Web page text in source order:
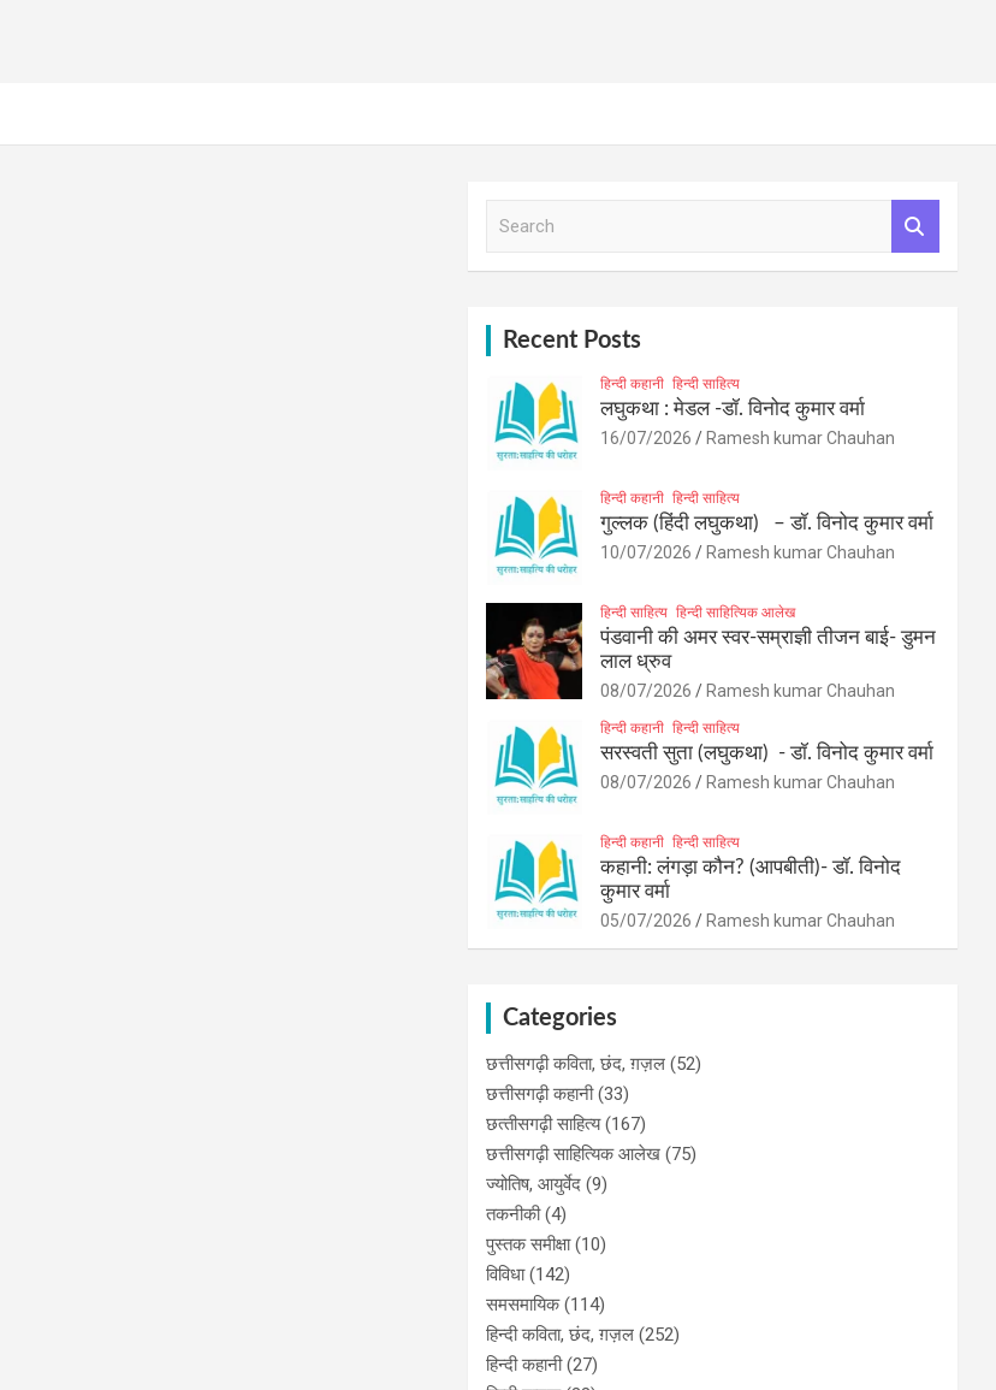
Recent Posts
हिन्दी कहानी हिन्दी साहित्य
लघुकथा : मेडल -डॉ. विनोद कुमार वर्मा
16/07/2026 Ramesh kumar Chauhan
हिन्दी कहानी हिन्दी साहित्य
गुल्लक (हिंदी लघुकथा) – डॉ. विनोद कुमार वर्मा
10/07/2026 Ramesh kumar Chauhan
हिन्दी साहित्य हिन्दी साहित्यिक आलेख
पंडवानी की अमर स्वर-सम्राज्ञी तीजन बाई- डुमन
लाल ध्रुव
08/07/2026 Ramesh kumar Chauhan
हिन्दी कहानी हिन्दी साहित्य
सरस्वती सुता (लघुकथा) ​- डॉ. विनोद कुमार वर्मा
08/07/2026 Ramesh kumar Chauhan
हिन्दी कहानी हिन्दी साहित्य
कहानी: लंगड़ा कौन? (आपबीती)​- डॉ. विनोद
कुमार वर्मा
05/07/2026 Ramesh kumar Chauhan
Categories
छत्तीसगढ़ी कविता, छंद, ग़ज़ल (52)
छत्तीसगढ़ी कहानी(33)
छत्‍तीसगढ़ी साहित्‍य(167)
छत्तीसगढ़ी साहित्यिक आलेख (75)
ज्योतिष, आयुर्वेद (9)
तकनीकी(4)
पुस्‍तक समीक्षा(10)
विविधा(142)
समसमायिक(114)
हिन्दी कविता, छंद, ग़ज़ल (252)
हिन्दी कहानी(27)